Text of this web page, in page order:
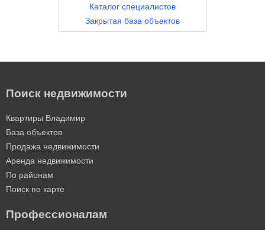
Каталог специалистов
Закрытая база объектов
Поиск недвижимости
Квартиры Владимир
База объектов
Продажа недвижимости
Аренда недвижимости
По районам
Поиск по карте
Профессионалам